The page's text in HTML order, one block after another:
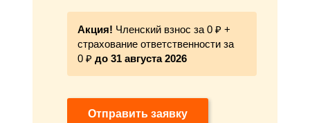
Акция! Членский взнос за 0 ₽ +
страхование ответственности за
0 ₽до 31 августа 2026
Отправить заявку